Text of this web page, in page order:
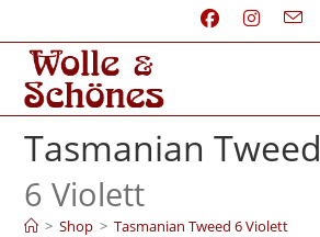
Tasmanian Tweed
6 Violett
> Shop > Tasmanian Tweed 6 Violett